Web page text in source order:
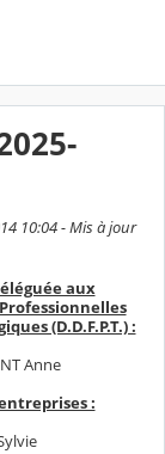
10:04 - Mis à jour
aux
(D.D.F.P.T.) :
Anne
: